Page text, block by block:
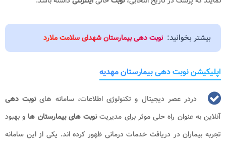
بیشتر بخوانید: نوبت دهی بیمارستان شهدای سلامت ملارد
اپلیکیشن نوبت دهی بیمارستان مهدیه
دردر عصر دیجیتال و تکنولوژی اطلاعات، سامانه هاینوبت دهی
آنلاین به عنوان راه حلی موثر برای مدیریتنوبت های بیمارستان ها و بهبود
تجربه بیماران در دریافت خدمات درمانی ظهور کرده اند. یکی از این سامانه